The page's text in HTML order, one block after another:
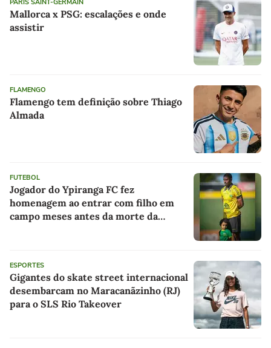
PARIS SAINT-GERMAIN
Mallorca x PSG: escalações e onde
assistir
FLAMENGO
Flamengo tem definição sobre Thiago
Almada
FUTEBOL
Jogador do Ypiranga FC fez
homenagem ao entrar com filho em
campo meses antes da morte da
ESPORTES
Gigantes do skate street internacional
desembarcam no Maracanãzinho (RJ)
para o SLS Rio Takeover